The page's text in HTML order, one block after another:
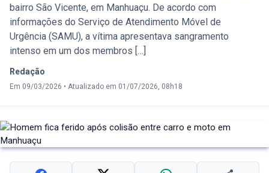
bairro São Vicente, em Manhuaçu. De acordo com
informações do Serviço de Atendimento Móvel de
Urgência (SAMU), a vítima apresentava sangramento
intenso em um dos membros […]
Redação
Em 09/03/2026 • Atualizado em 01/07/2026, 08h18